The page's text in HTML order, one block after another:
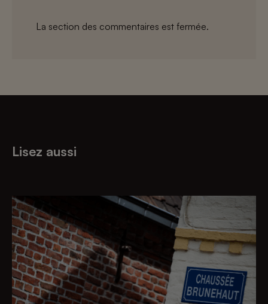
La section des commentaires est fermée.
Lisez aussi